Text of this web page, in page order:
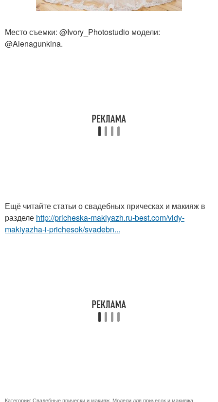
Место съемки: @Ivory_Photostudio модели:
@Alenagunkina.
Ещё читайте статьи о свадебных прическах и макияж в
разделе http://pricheska-makiyazh.ru-best.com/vidy-
makiyazha-i-prichesok/svadebn...
Категории: Свадебные прически и макияж Модели для причесок и макияжа